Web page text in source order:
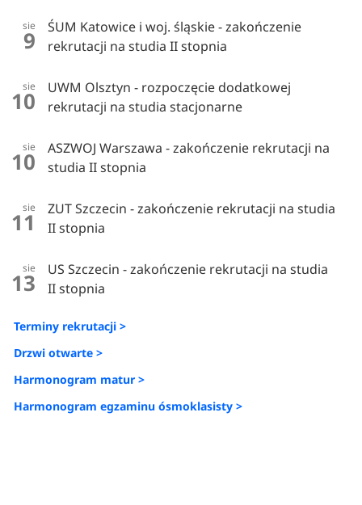
sie
9
ŚUM Katowice i woj. śląskie - zakończenie
rekrutacji na studia II stopnia
sie
10
UWM Olsztyn - rozpoczęcie dodatkowej
rekrutacji na studia stacjonarne
sie
10
ASZWOJ Warszawa - zakończenie rekrutacji na
studia II stopnia
sie
11
ZUT Szczecin - zakończenie rekrutacji na studia
II stopnia
sie
13
US Szczecin - zakończenie rekrutacji na studia
II stopnia
Terminy rekrutacji >
Drzwi otwarte >
Harmonogram matur >
Harmonogram egzaminu ósmoklasisty >